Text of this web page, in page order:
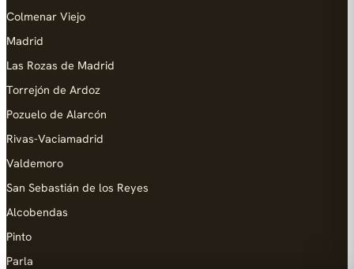
Colmenar Viejo
Madrid
Las Rozas de Madrid
Torrejón de Ardoz
Pozuelo de Alarcón
Rivas-Vaciamadrid
Valdemoro
San Sebastián de los Reyes
Alcobendas
Pinto
Parla